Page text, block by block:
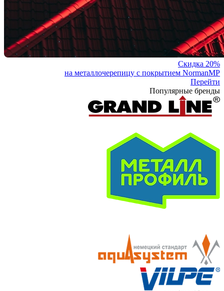
Скидка 20%
на металлочерепицу с покрытием NormanMP
Перейти
Популярные бренды